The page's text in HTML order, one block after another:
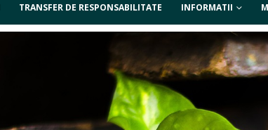
TRANSFER DE RESPONSABILITATE INFORMATII